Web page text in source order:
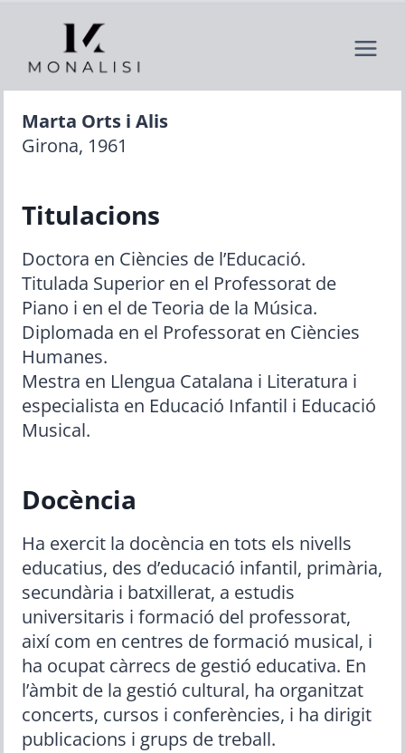
contenido
Marta Orts i Alis
Girona, 1961
Titulacions
Doctora en Ciències de l’Educació.
Titulada Superior en el Professorat de
Piano i en el de Teoria de la Música.
Diplomada en el Professorat en Ciències
Humanes.
Mestra en Llengua Catalana i Literatura i
especialista en Educació Infantil i Educació
Musical.
Docència
Ha exercit la docència en tots els nivells
educatius, des d’educació infantil, primària,
secundària i batxillerat, a estudis
universitaris i formació del professorat,
així com en centres de formació musical, i
ha ocupat càrrecs de gestió educativa. En
l’àmbit de la gestió cultural, ha organitzat
concerts, cursos i conferències, i ha dirigit
publicacions i grups de treball.